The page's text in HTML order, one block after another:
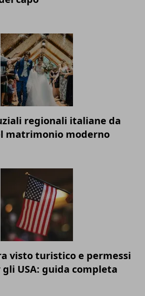
regionali italiane da
matrimonio moderno
visto turistico e permessi
USA: guida completa